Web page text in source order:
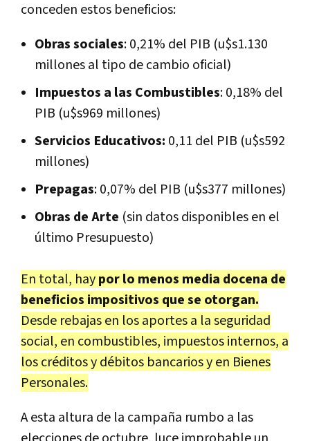
conceden estos beneficios:
Obras sociales: 0,21% del PIB (u$s1.130
millones al tipo de cambio oficial)
Impuestos a las Combustibles: 0,18% del
PIB (u$s969 millones)
Servicios Educativos: 0,11 del PIB (u$s592
millones)
Prepagas: 0,07% del PIB (u$s377 millones)
Obras de Arte (sin datos disponibles en el
último Presupuesto)
En total, haypor lo menos media docena de
beneficios impositivos que se otorgan.
Desde rebajas en los aportes a la seguridad
social, en combustibles, impuestos internos, a
los créditos y débitos bancarios y en Bienes
Personales.
A esta altura de la campaña rumbo a las